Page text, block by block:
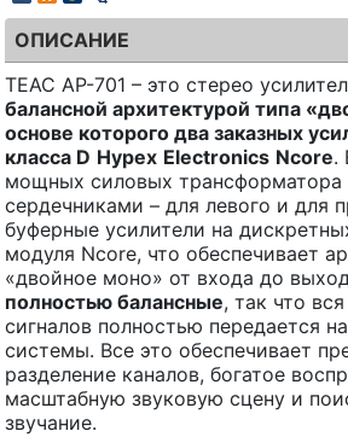
ОПИСАНИЕ
TEAC AP-701 – это стерео
балансной архитектурой типа
основе которого два заказных
класса D Hypex Electronics Ncore.
мощных силовых
сердечниками – для левого и для
буферные усилители на
модуля Ncore, что обеспечивает
«двойное моно» от входа до
полностью балансные, так что
сигналов полностью передается
системы. Все это обеспечивает
разделение каналов, богатое
масштабную звуковую сцену и
звучание.